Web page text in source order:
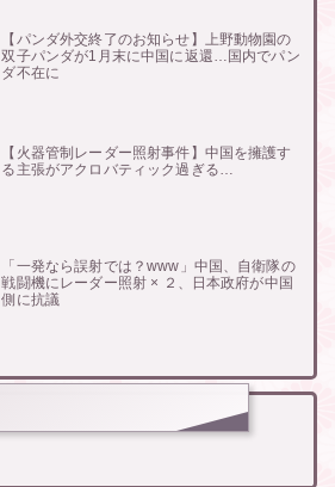
【パンダ外交終了のお知らせ】上野動物園の
双子パンダが1月末に中国に返還…国内でパン
ダ不在に
【火器管制レーダー照射事件】中国を擁護す
る主張がアクロバティック過ぎる…
「一発なら誤射では？www」中国、自衛隊の
戦闘機にレーダー照射 × ２、日本政府が中国
側に抗議